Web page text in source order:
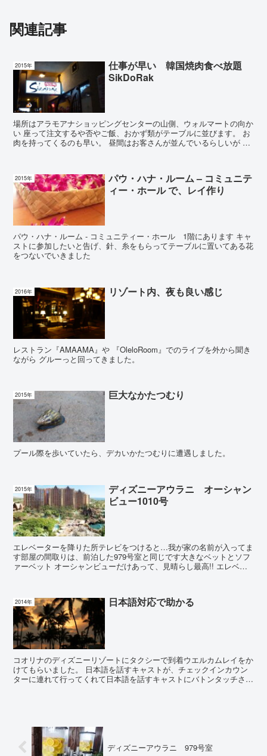
関連記事
2015年
仕事が早い 韓国焼肉食べ放題
SikDoRak
場所はアラモアナショッピングセンターの山側、ウォルマートの向か
い 座って注文するや否やご飯、おかず類がテーブルに並びます。 お
肉を持ってくるのも早い。 昼間はお客さんが並んでいるらしいが 私
2015年
パウ・ハナ・ルーム – コミュニテ
ィー・ホール で、レイ作り
パウ・ハナ・ルーム - コミュニティー・ホール 1階にあります キャ
ストに参加したいと告げ、針、糸をもらってテーブルに置いてある花
をつないでいきました
2016年 リゾート内、夜も良い感じ
レストラン『AMAAMA』や 『OleloRoom』でのライブを外から聞き
ながら グルーっと回ってきました。
2015年 巨大なかたつむり
プール際を歩いていたら、デカいかたつむりに遭遇しました。
2015年
ディズニーアウラニ オーシャン
ビュー1010号
エレベーターを降りた所テレビをつけると…我が家の名前が入ってま
す部屋の間取りは、前泊した979号室と同じです大きなベットとソフ
ァーベット オーシャンビューだけあって、見晴らし最高!! エレベー
2014年 日本語対応で助かる
コオリナのディズニーリゾートにタクシーで到着ウエルカムレイをか
けてもらいました。 日本語を話すキャストが、チェックインカウン
ターに連れて行ってくれて日本語を話すキャストにバトンタッチされ
ディズニーアウラニ 979号室